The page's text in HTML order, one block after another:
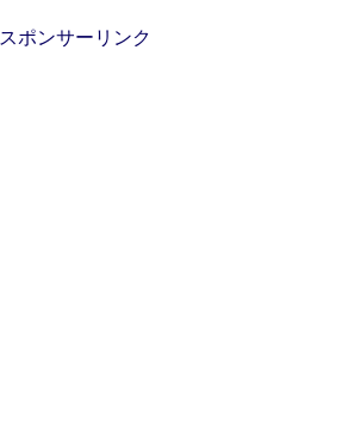
スポンサーリンク